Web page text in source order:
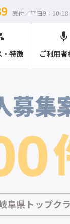
受付／平日9：00-18
特徴
mic
ご利用者